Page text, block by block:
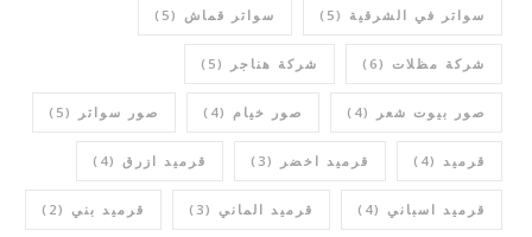
سواتر في الشرقية (5) سواتر قماش (5)
شركة مظلات (6) شركة هناجر (5)
صور بيوت شعر (4) صور خيام (4) صور سواتر (5)
قرميد (4) قرميد اخضر (3) قرميد ازرق (4)
قرميد اسباني (4) قرميد الماني (3) قرميد بني (2)